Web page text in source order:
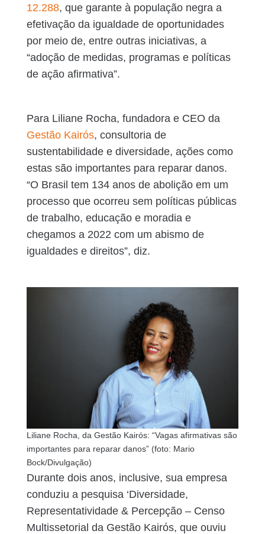
12.288, que garante à população negra a
efetivação da igualdade de oportunidades
por meio de, entre outras iniciativas, a
“adoção de medidas, programas e políticas
de ação afirmativa”.
Para Liliane Rocha, fundadora e CEO da
Gestão Kairós, consultoria de
sustentabilidade e diversidade, ações como
estas são importantes para reparar danos.
“O Brasil tem 134 anos de abolição em um
processo que ocorreu sem políticas públicas
de trabalho, educação e moradia e
chegamos a 2022 com um abismo de
igualdades e direitos”, diz.
Liliane Rocha, da Gestão Kairós: “Vagas afirmativas são
importantes para reparar danos” (foto: Mario
Bock/Divulgação)
Durante dois anos, inclusive, sua empresa
conduziu a pesquisa ‘Diversidade,
Representatividade & Percepção – Censo
Multissetorial da Gestão Kairós, que ouviu